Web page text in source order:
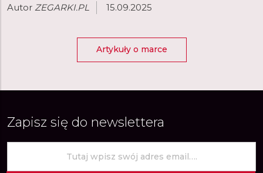
Autor ZEGARKI.PL 15.09.2025
Artykuły o marce
Zapisz się do newslettera